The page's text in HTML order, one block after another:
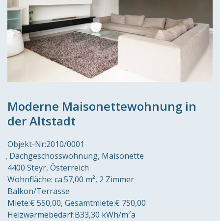
Moderne Maisonettewohnung in
der Altstadt
Objekt-Nr:2010/0001
Dachgeschosswohnung, Maisonette
4400 Steyr Österreich
Wohnfläche: ca.57,00 m² 2 Zimmer
Balkon/Terrasse
Miete:€ 550,00 Gesamtmiete:€ 750,00
Heizwärmebedarf:B33,30 kWh/m²a